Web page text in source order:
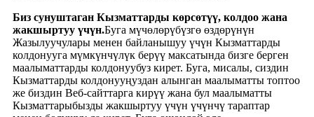
Биз сунуштаган Кызматтарды көрсөтүү, колдоо жана
жакшыртуу үчүн.Буга мүчөлөрүбүзгө өздөрүнүн
Жазылуучулары менен байланышуу үчүн Кызматтарды
колдонууга мүмкүнчүлүк берүү максатында бизге берген
маалыматтарды колдонуубуз кирет. Буга, мисалы, сиздин
Кызматтарды колдонууңуздан алынган маалыматты топтоо
же биздин Веб-сайттарга кирүү жана бул маалыматты
Кызматтарыбызды жакшыртуу үчүн үчүнчү тараптар